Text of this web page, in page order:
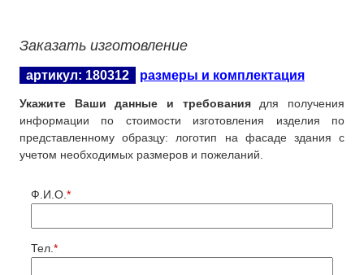
Заказать изготовление
артикул: 180312 размеры и комплектация
Укажите Ваши данные и требованиядля получения
информации по стоимости изготовления изделия по
представленному образцу: логотип на фасаде здания с
учетом необходимых размеров и пожеланий.
Ф.И.О.*
Тел.*